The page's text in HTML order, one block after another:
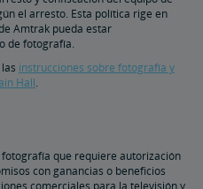
Privados
el arresto. Esta política rige en
Amtrak pueda estar
de fotografía.
instrucciones sobre fotografía y
Hall.
fotografía que requiere autorización
con ganancias o beneficios
comerciales para la televisión y